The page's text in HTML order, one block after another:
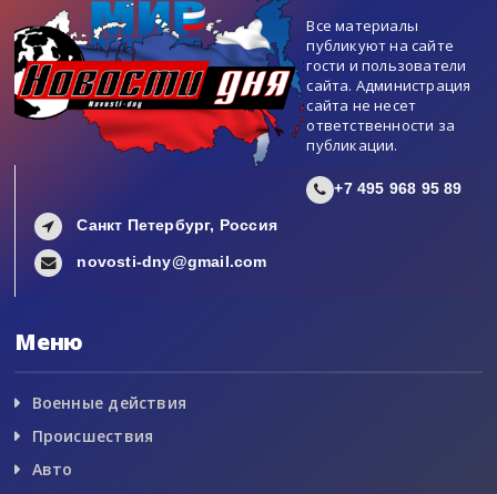
Все материалы
публикуют на сайте
гости и пользователи
сайта. Администрация
сайта не несет
ответственности за
публикации.
+7 495 968 95 89
Санкт Петербург, Россия
novosti-dny@gmail.com
Меню
Военные действия
Происшествия
Авто